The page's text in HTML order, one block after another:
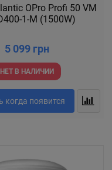
OPro Profi 50 VM
1-M (1500W)
5 099 грн
НЕТ В НАЛИЧИИ
когда появится